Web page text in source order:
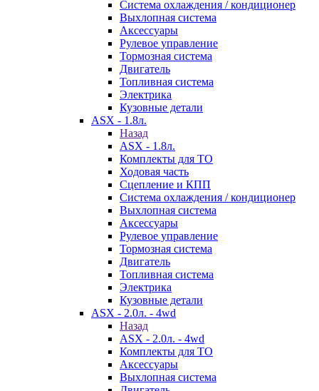
Система охлаждения / кондиционер
Выхлопная система
Аксессуары
Рулевое управление
Тормозная система
Двигатель
Топливная система
Электрика
Кузовные детали
ASX - 1.8л.
Назад
ASX - 1.8л.
Комплекты для ТО
Ходовая часть
Сцепление и КПП
Система охлаждения / кондиционер
Выхлопная система
Аксессуары
Рулевое управление
Тормозная система
Двигатель
Топливная система
Электрика
Кузовные детали
ASX - 2.0л. - 4wd
Назад
ASX - 2.0л. - 4wd
Комплекты для ТО
Аксессуары
Выхлопная система